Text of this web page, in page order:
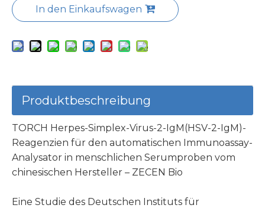
In den Einkaufswagen
Produktbeschreibung
TORCH Herpes-Simplex-Virus-2-IgM(HSV-2-IgM)-
Reagenzien für den automatischen Immunoassay-
Analysator in menschlichen Serumproben vom
chinesischen Hersteller – ZECEN Bio
Eine Studie des Deutschen Instituts für